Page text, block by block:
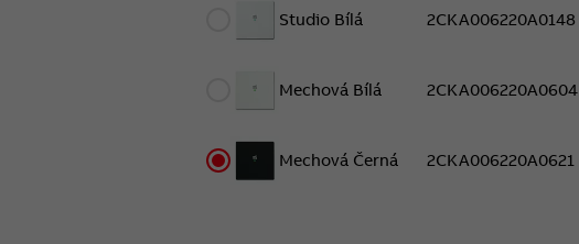
Studio Bílá 2CKA006220A0148
Mechová Bílá 2CKA006220A0604
Mechová Černá 2CKA006220A0621